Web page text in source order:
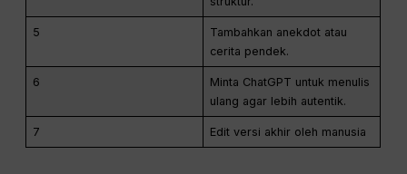
5
Tambahkan anekdot atau
cerita pendek.
6
Minta ChatGPT untuk menulis
ulang agar lebih autentik.
7 Edit versi akhir oleh manusia